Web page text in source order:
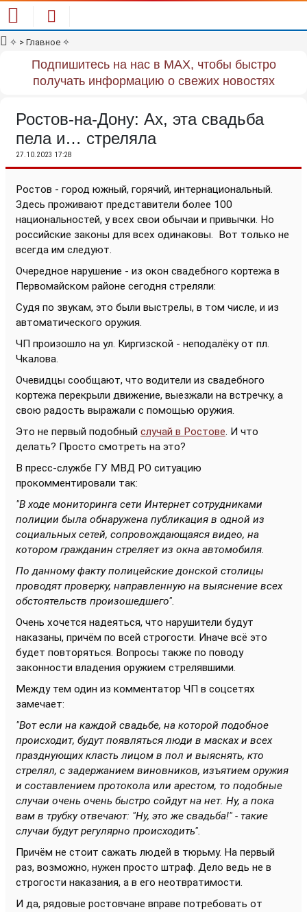
✧ > Главное ✧
Подпишитесь на нас в MAX, чтобы быстро
получать информацию о свежих новостях
Ростов-на-Дону: Ах, эта свадьба
пела и… стреляла
27.10.2023 17:28
Ростов - город южный, горячий, интернациональный.
Здесь проживают представители более 100
национальностей, у всех свои обычаи и привычки. Но
российские законы для всех одинаковы. Вот только не
всегда им следуют.
Очередное нарушение - из окон свадебного кортежа в
Первомайском районе сегодня стреляли:
Судя по звукам, это были выстрелы, в том числе, и из
автоматического оружия.
ЧП произошло на ул. Киргизской - неподалёку от пл.
Чкалова.
Очевидцы сообщают, что водители из свадебного
кортежа перекрыли движение, выезжали на встречку, а
свою радость выражали с помощью оружия.
Это не первый подобный случай в Ростове. И что
делать? Просто смотреть на это?
В пресс-службе ГУ МВД РО ситуацию
прокомментировали так:
"В ходе мониторинга сети Интернет сотрудниками
полиции была обнаружена публикация в одной из
социальных сетей, сопровождающаяся видео, на
котором гражданин стреляет из окна автомобиля.
По данному факту полицейские донской столицы
проводят проверку, направленную на выяснение всех
обстоятельств произошедшего".
Очень хочется надеяться, что нарушители будут
наказаны, причём по всей строгости. Иначе всё это
будет повторяться. Вопросы также по поводу
законности владения оружием стрелявшими.
Между тем один из комментатор ЧП в соцсетях
замечает:
"Вот если на каждой свадьбе, на которой подобное
происходит, будут появляться люди в масках и всех
празднующих класть лицом в пол и выяснять, кто
стрелял, с задержанием виновников, изъятием оружия
и составлением протокола или арестом, то подобные
случаи очень очень быстро сойдут на нет. Ну, а пока
вам в трубку отвечают: "Ну, это же свадьба!" - такие
случаи будут регулярно происходить".
Причём не стоит сажать людей в тюрьму. На первый
раз, возможно, нужен просто штраф. Дело ведь не в
строгости наказания, а в его неотвратимости.
И да, рядовые ростовчане вправе потребовать от